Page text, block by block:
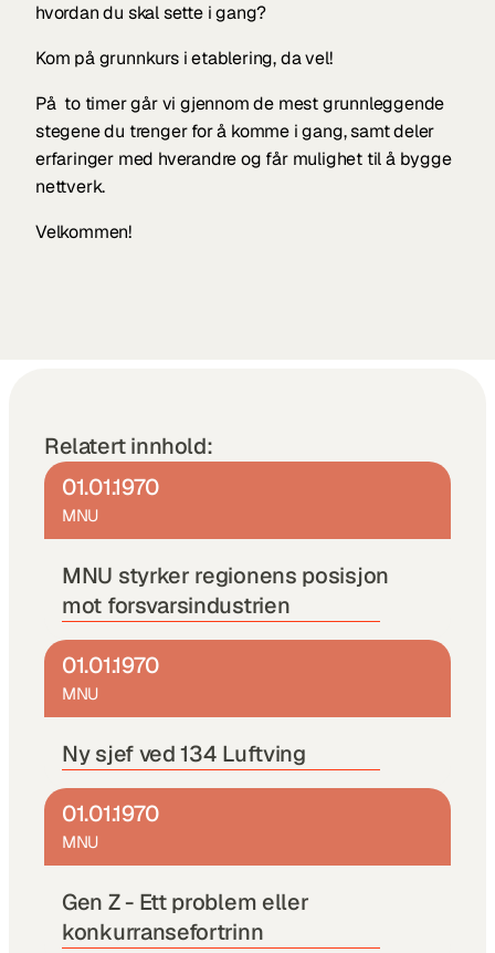
hvordan du skal sette i gang?
Kom på grunnkurs i etablering, da vel!
På  to timer går vi gjennom de mest grunnleggende
stegene du trenger for å komme i gang, samt deler
erfaringer med hverandre og får mulighet til å bygge
nettverk.
Velkommen!
Relatert innhold:
01.01.1970
MNU
MNU styrker regionens posisjon
mot forsvarsindustrien
01.01.1970
MNU
Ny sjef ved 134 Luftving
01.01.1970
MNU
Gen Z - Ett problem eller
konkurransefortrinn